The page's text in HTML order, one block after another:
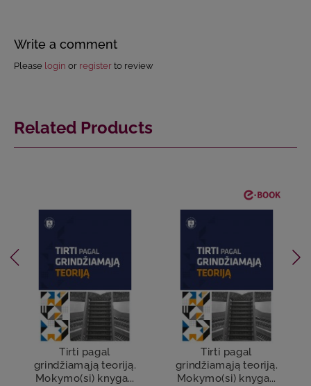
Write a comment
Please login or register to review
Related Products
Tirti pagal
grindžiamąją teoriją.
Mokymo(si) knyga...
Tirti pagal
grindžiamąją teoriją.
Mokymo(si) knyga...